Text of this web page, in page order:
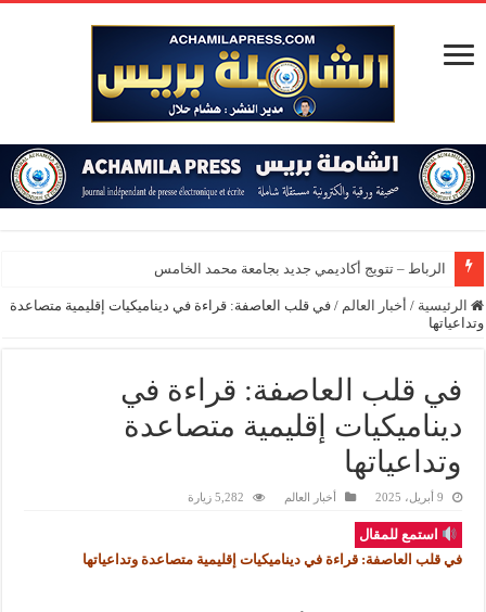
الرباط – تتويج أكاديمي جديد بجامعة محمد الخامس
الرئيسية / أخبار العالم / في قلب العاصفة: قراءة في ديناميكيات إقليمية متصاعدة
وتداعياتها
في قلب العاصفة: قراءة في
ديناميكيات إقليمية متصاعدة
وتداعياتها
9 أبريل، 2025 أخبار العالم 5,282 زيارة
استمع للمقال
في قلب العاصفة: قراءة في ديناميكيات إقليمية متصاعدة وتداعياتها